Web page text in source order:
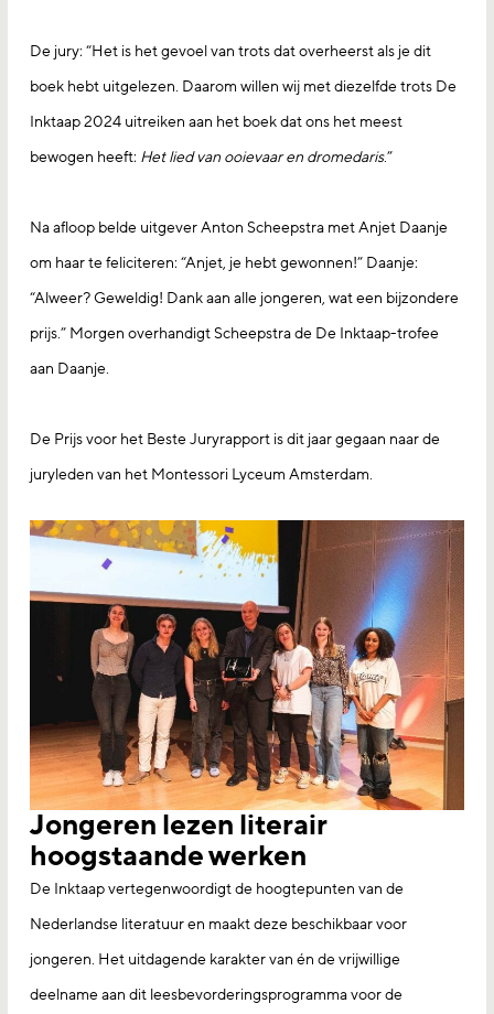
De jury: “Het is het gevoel van trots dat overheerst als je dit
boek hebt uitgelezen. Daarom willen wij met diezelfde trots De
Inktaap 2024 uitreiken aan het boek dat ons het meest
bewogen heeft: Het lied van ooievaar en dromedaris.”
Na afloop belde uitgever Anton Scheepstra met Anjet Daanje
om haar te feliciteren: “Anjet, je hebt gewonnen!” Daanje:
“Alweer? Geweldig! Dank aan alle jongeren, wat een bijzondere
prijs.” Morgen overhandigt Scheepstra de De Inktaap-trofee
aan Daanje.
De Prijs voor het Beste Juryrapport is dit jaar gegaan naar de
juryleden van het Montessori Lyceum Amsterdam.
Jongeren lezen literair
hoogstaande werken
De Inktaap vertegenwoordigt de hoogtepunten van de
Nederlandse literatuur en maakt deze beschikbaar voor
jongeren. Het uitdagende karakter van én de vrijwillige
deelname aan dit leesbevorderingsprogramma voor de